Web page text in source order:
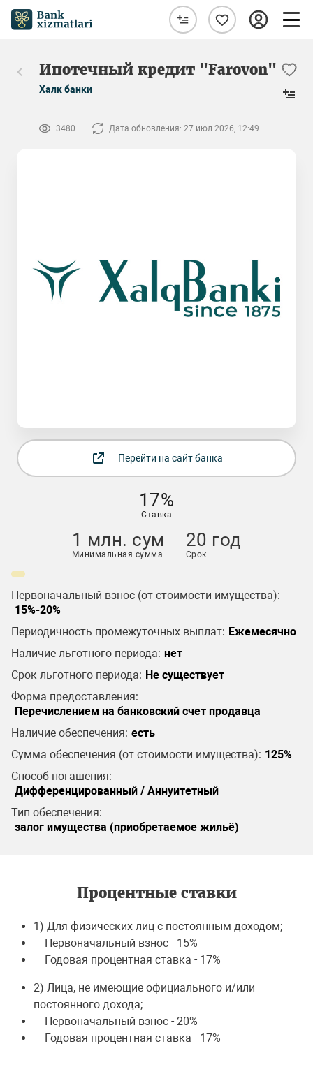
Ипотечный кредит "Farovon"
Халк банки
3480 Дата обновления: 27 июл 2026, 12:49
Перейти на сайт банка
17%
Ставка
1 млн. сум
Минимальная сумма
20 год
Срок
Первоначальный взнос (от стоимости имущества):
15%-20%
Периодичность промежуточных выплат: Ежемесячно
Наличие льготного периода: нет
Срок льготного периода: Не существует
Форма предоставления:
Перечислением на банковский счет продавца
Наличие обеспечения: есть
Сумма обеспечения (от стоимости имущества): 125%
Способ погашения:
Дифференцированный / Аннуитетный
Тип обеспечения:
залог имущества (приобретаемое жильё)
Процентные ставки
1) Для физических лиц с постоянным доходом;
Первоначальный взнос - 15%
Годовая процентная ставка - 17%
2) Лица, не имеющие официального и/или
постоянного дохода;
Первоначальный взнос - 20%
Годовая процентная ставка - 17%